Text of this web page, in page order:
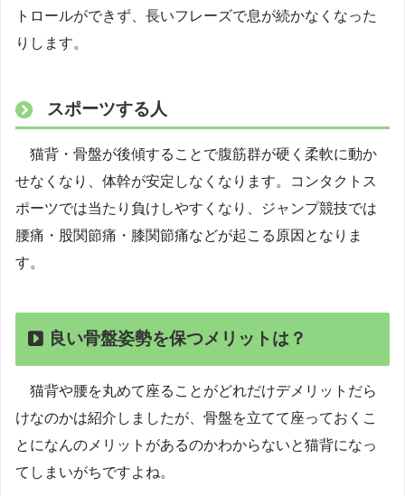
トロールができず、長いフレーズで息が続かなくなった
りします。
スポーツする人
猫背・骨盤が後傾することで腹筋群が硬く柔軟に動か
せなくなり、体幹が安定しなくなります。コンタクトス
ポーツでは当たり負けしやすくなり、ジャンプ競技では
腰痛・股関節痛・膝関節痛などが起こる原因となりま
す。
良い骨盤姿勢を保つメリットは？
猫背や腰を丸めて座ることがどれだけデメリットだら
けなのかは紹介しましたが、骨盤を立てて座っておくこ
とになんのメリットがあるのかわからないと猫背になっ
てしまいがちですよね。